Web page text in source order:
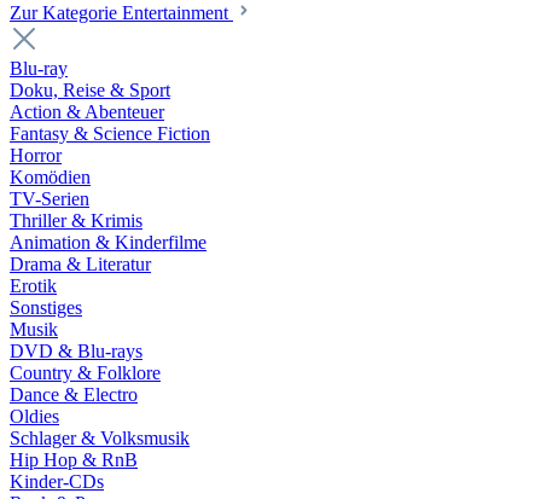
Zur Kategorie Entertainment
Blu-ray
Doku, Reise & Sport
Action & Abenteuer
Fantasy & Science Fiction
Horror
Komödien
TV-Serien
Thriller & Krimis
Animation & Kinderfilme
Drama & Literatur
Erotik
Sonstiges
Musik
DVD & Blu-rays
Country & Folklore
Dance & Electro
Oldies
Schlager & Volksmusik
Hip Hop & RnB
Kinder-CDs